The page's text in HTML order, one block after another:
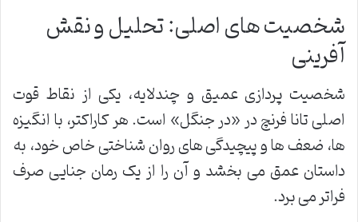
شخصیت های اصلی: تحلیل و نقش
آفرینی
شخصیت پردازی عمیق و چندلایه، یکی از نقاط قوت
اصلی تانا فرنچ در «در جنگل» است. هر کاراکتر، با انگیزه
ها، ضعف ها و پیچیدگی های روان شناختی خاص خود، به
داستان عمق می بخشد و آن را از یک رمان جنایی صرف
فراتر می برد.